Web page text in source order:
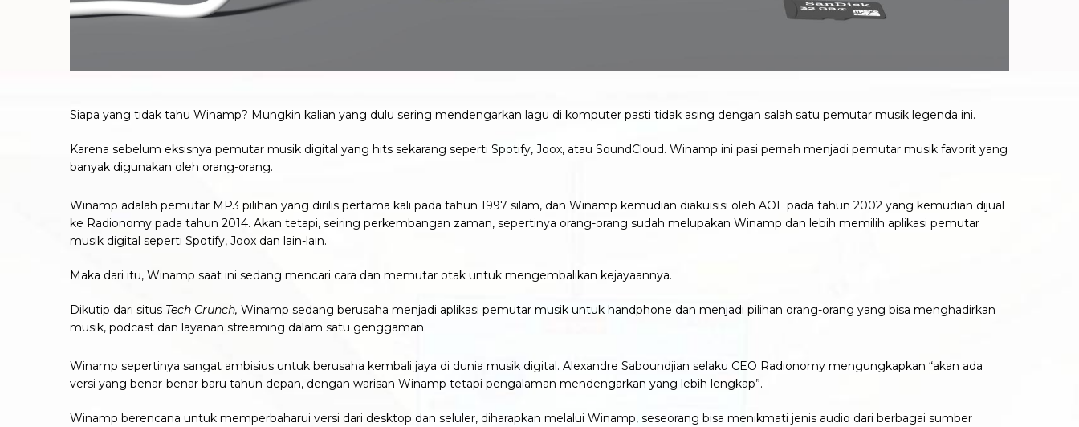
Siapa yang tidak tahu Winamp? Mungkin kalian yang dulu sering mendengarkan lagu di komputer pasti tidak asing dengan salah satu pemutar musik legenda ini.
Karena sebelum eksisnya pemutar musik digital yang hits sekarang seperti Spotify, Joox, atau SoundCloud. Winamp ini pasi pernah menjadi pemutar musik favorit yang
banyak digunakan oleh orang-orang.
Winamp adalah pemutar MP3 pilihan yang dirilis pertama kali pada tahun 1997 silam, dan Winamp kemudian diakuisisi oleh AOL pada tahun 2002 yang kemudian dijual
ke Radionomy pada tahun 2014. Akan tetapi, seiring perkembangan zaman, sepertinya orang-orang sudah melupakan Winamp dan lebih memilih aplikasi pemutar
musik digital seperti Spotify, Joox dan lain-lain.
Maka dari itu, Winamp saat ini sedang mencari cara dan memutar otak untuk mengembalikan kejayaannya.
Dikutip dari situs Tech Crunch, Winamp sedang berusaha menjadi aplikasi pemutar musik untuk handphone dan menjadi pilihan orang-orang yang bisa menghadirkan
musik, podcast dan layanan streaming dalam satu genggaman.
Winamp sepertinya sangat ambisius untuk berusaha kembali jaya di dunia musik digital. Alexandre Saboundjian selaku CEO Radionomy mengungkapkan “akan ada
versi yang benar-benar baru tahun depan, dengan warisan Winamp tetapi pengalaman mendengarkan yang lebih lengkap”.
Winamp berencana untuk memperbaharui versi dari desktop dan seluler, diharapkan melalui Winamp, seseorang bisa menikmati jenis audio dari berbagai sumber